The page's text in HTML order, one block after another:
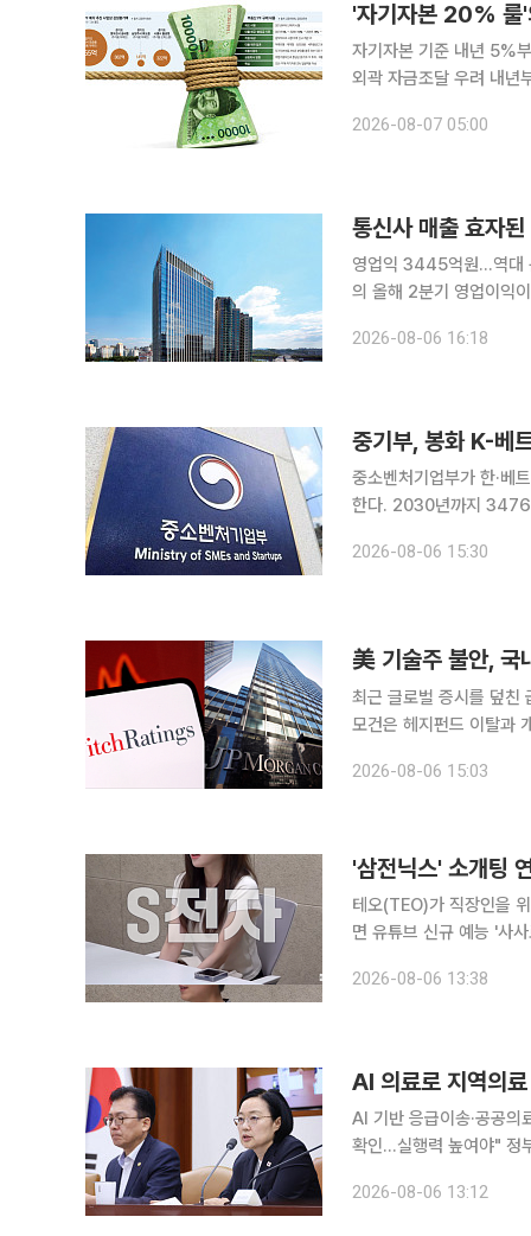
자기자본 기준 내년 5%
외곽 자금조달 우려 내년부터 프로젝트파이낸싱(PF) 자금조달 문턱이 높아지면서 자금줄을 맡아 온
석 가리기가 거세지면서
2026-08-07 05:00
통신사 매출 효자
영업익 3445억원…역대 분
의 올해 2분기 영업이익
전년 동기 대비 92.5%
2026-08-06 16:18
중기부, 봉화 K-베
중소벤처기업부가 한·베
한다. 2030년까지 3476억원
밸리특구는 고려시대 봉
2026-08-06 15:30
美 기술주 불안, 국
최근 글로벌 증시를 덮친
모건은 헤지펀드 이탈과
12개월 목표치 1만2000
2026-08-06 15:03
'삼전닉스' 소개팅
테오(TEO)가 직장인을 위한 새로운 소
면 유튜브 신규 예능 '사
쁜 일상 속에서도 진정성
2026-08-06 13:38
AI 의료로 지역의
AI 기반 응급이송·공공
확인…실행력 높여야" 정부가 AI를 활용해 지역·필수·공공의료 공백을 메우고, 2030년까지 교통사
한 소비자 보호를 강화하
2026-08-06 13:12